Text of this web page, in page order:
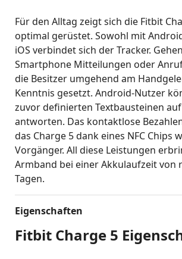
Für den Alltag zeigt sich die Fitbit
optimal gerüstet. Sowohl mit
iOS verbindet sich der Tracker.
Smartphone Mitteilungen oder
die Besitzer umgehend am
Kenntnis gesetzt. Android-Nutzer
zuvor definierten Textbausteinen
antworten. Das kontaktlose
das Charge 5 dank eines NFC Chips
Vorgänger. All diese Leistungen
Armband bei einer Akkulaufzeit von
Tagen.
Eigenschaften
Fitbit Charge 5